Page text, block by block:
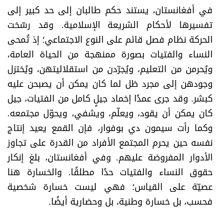
في أفغانستان، يستند حكم طالبان إلى حد كبير إلى
تفسيرها لأحكام الشريعة الإسلامية. وقد رسّخت
الحركة نظام فصل قائم على النوع الاجتماعي؛ إذ تُمحى
النساء والفتيات بصورة ممنهجة من الحياة العامة،
ويُحرمن من التعليم، ويُجرّدن من استقلاليتهن، ويُختزل
وجودهن إلى مجرد ظل لما كان يمكن أن يصبحن عليه
كبشر. وقد جرى عمدًا إخماد جيلٍ كامل من الفتيات، جيل
كان يمكن أن يقود، ويعلّم، ويشفي، ويحوّل مجتمعه.
وكما رأت سيمون دي بوفوار، فإن القمع يعيد إنتاج
نفسه حين يحرم المجتمع الأفراد من القدرة على تجاوز
الأدوار المفروضة عليهم. وفي أفغانستان، بلغ إنكار
حقوق النساء والفتيات حدًا مطلقًا. والخسارة هنا
عصيّة على القياس؛ فهي ليست خسارة شخصية
فحسب، بل خسارة وطنية، بل وحضارية أيضًا.